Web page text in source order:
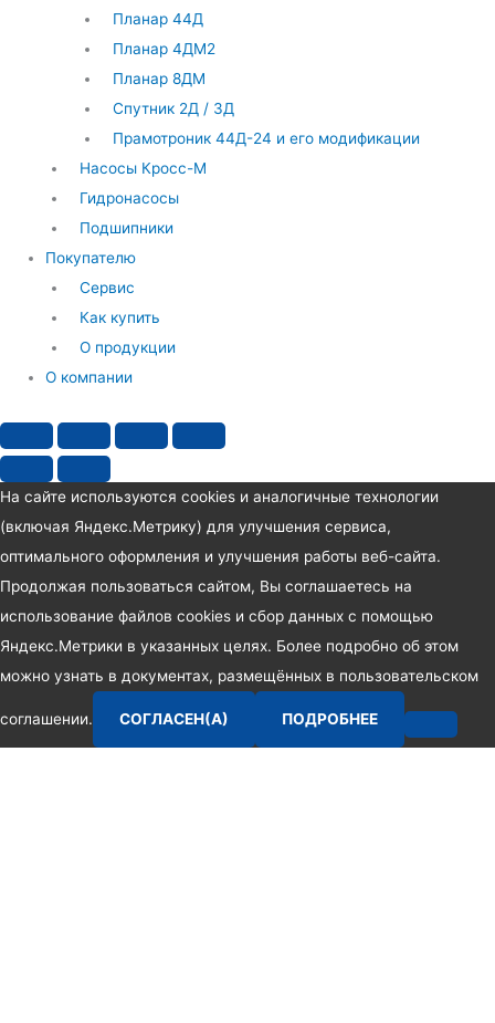
Планар 44Д
Планар 4ДМ2
Планар 8ДМ
Спутник 2Д / 3Д
Прамотроник 44Д-24 и его модификации
Насосы Кросс-М
Гидронасосы
Подшипники
Покупателю
Сервис
Как купить
О продукции
О компании
На сайте используются cookies и аналогичные технологии
(включая Яндекс.Метрику) для улучшения сервиса,
оптимального оформления и улучшения работы веб-сайта.
Продолжая пользоваться сайтом, Вы соглашаетесь на
использование файлов cookies и сбор данных с помощью
Яндекс.Метрики в указанных целях. Более подробно об этом
можно узнать в документах, размещённых в пользовательском
соглашении. СОГЛАСЕН(А) ПОДРОБНЕЕ